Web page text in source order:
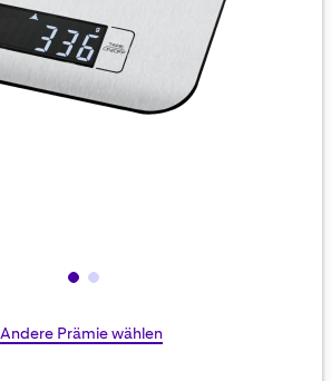
Skip
Andere Prämie wählen